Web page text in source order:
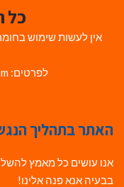
כל
אין לעשות שימוש
לפרטים: Avihai.ZoomAt@gmail.com
האתר בתהליך
אנו עושים כל מאמץ
בבעיה אנא פנה אלינו!